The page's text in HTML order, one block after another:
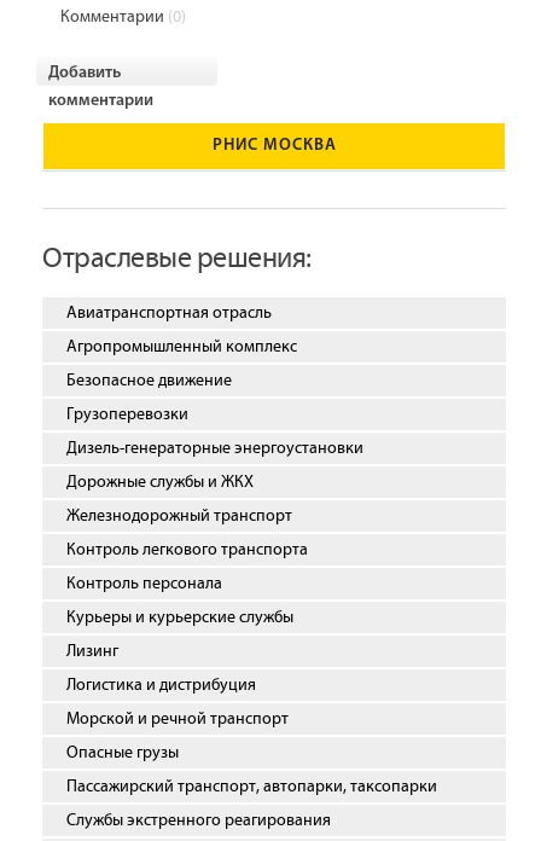
Комментарии (0)
Добавить
комментарии
РНИС МОСКВА
Отраслевые решения:
Авиатранспортная отрасль
Агропромышленный комплекс
Безопасное движение
Грузоперевозки
Дизель-генераторные энергоустановки
Дорожные службы и ЖКХ
Железнодорожный транспорт
Контроль легкового транспорта
Контроль персонала
Курьеры и курьерские службы
Лизинг
Логистика и дистрибуция
Морской и речной транспорт
Опасные грузы
Пассажирский транспорт, автопарки, таксопарки
Службы экстренного реагирования